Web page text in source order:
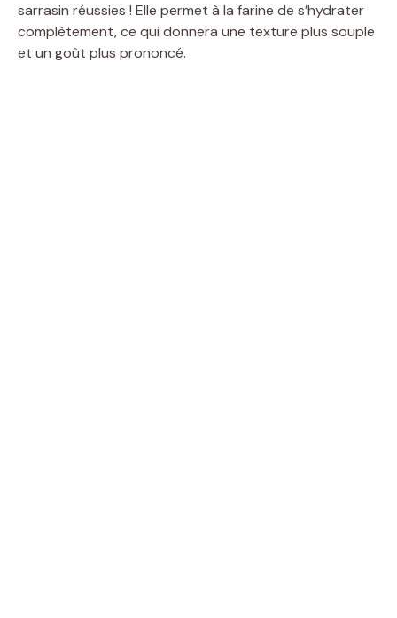
sarrasin réussies ! Elle permet à la farine de s’hydrater
complètement, ce qui donnera une texture plus souple
et un goût plus prononcé.